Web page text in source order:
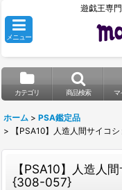
遊戯王専
メニュー
カテゴリ 商品検索 マ
ホーム > PSA鑑定品
>
【PSA10】人造人間サイコ
【PSA10】人造人
{308-057}